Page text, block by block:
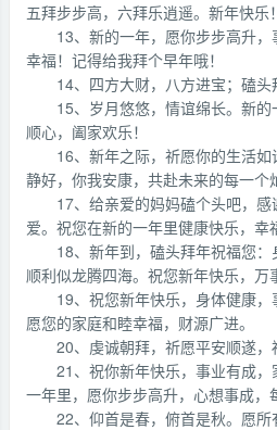
五拜步步高，六拜乐逍遥。新年快乐！
13、新的一年，愿你步步高升
幸福！记得给我拜个早年哦！
14、四方大财，八方进宝；磕头
15、岁月悠悠，情谊绵长。新
顺心，阖家欢乐！
16、新年之际，祈愿你的生活
静好，你我安康，共赴未来的每一个
17、给亲爱的妈妈磕个头吧，
爱。祝您在新的一年里健康快乐，幸
18、新年到，磕头拜年祝福您
顺利似龙腾四海。祝您新年快乐，万
19、祝您新年快乐，身体健康，
愿您的家庭和睦幸福，财源广进。
20、虔诚朝拜，祈愿平安顺遂，
21、祝你新年快乐，事业有成
一年里，愿你步步高升，心想事成，
22、仰首是春，俯首是秋。愿